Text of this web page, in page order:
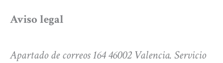
Aviso legal
Apartado de correos 164 46002 Valencia. Servicio